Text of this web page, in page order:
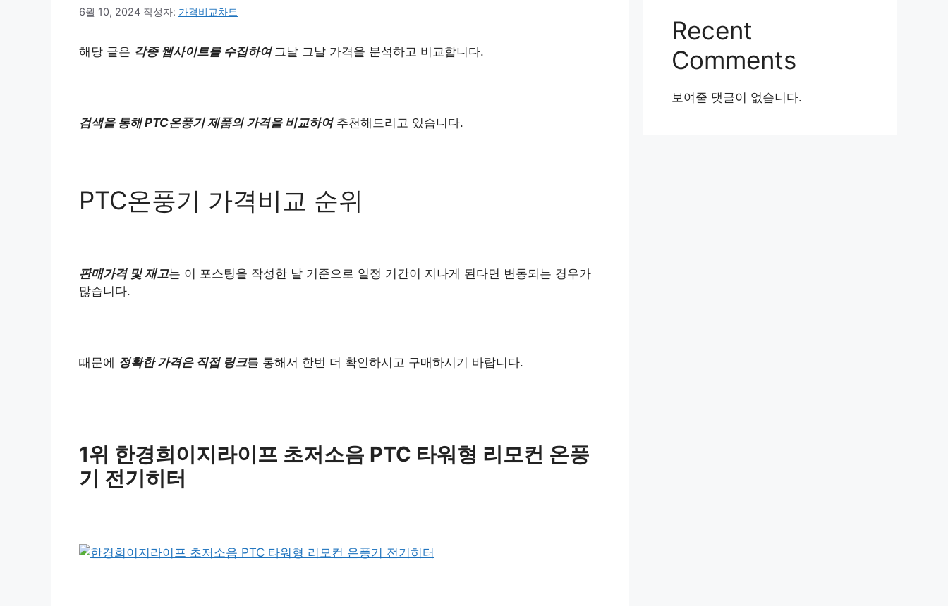
6월 10, 2024 작성자: 가격비교차트
해당 글은 각종 웹사이트를 수집하여 그날 그날 가격을 분석하고 비교합니다.
검색을 통해 PTC온풍기 제품의 가격을 비교하여추천해드리고 있습니다.
PTC온풍기 가격비교 순위
판매가격 및 재고는 이 포스팅을 작성한 날 기준으로 일정 기간이 지나게 된다면 변동되는 경우가
많습니다.
때문에 정확한 가격은 직접 링크를 통해서 한번 더 확인하시고 구매하시기 바랍니다.
1위 한경희이지라이프 초저소음 PTC 타워형 리모컨 온풍
기 전기히터
Recent
Comments
보여줄 댓글이 없습니다.